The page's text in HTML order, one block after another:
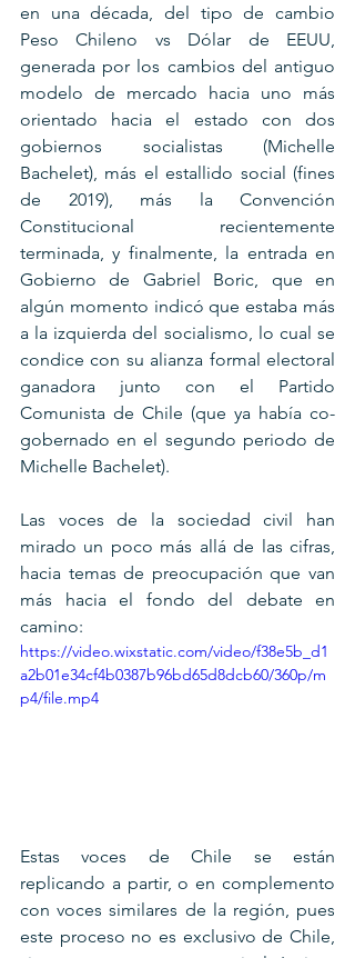
en una década, del tipo de cambio
Peso Chileno vs Dólar de EEUU,
generada por los cambios del antiguo
modelo de mercado hacia uno más
orientado hacia el estado con dos
gobiernos socialistas (Michelle
Bachelet), más el estallido social (fines
de 2019), más la Convención
Constitucional recientemente
terminada, y finalmente, la entrada en
Gobierno de Gabriel Boric, que en
algún momento indicó que estaba más
a la izquierda del socialismo, lo cual se
condice con su alianza formal electoral
ganadora junto con el Partido
Comunista de Chile (que ya había co-
gobernado en el segundo periodo de
Michelle Bachelet).
Las voces de la sociedad civil han
mirado un poco más allá de las cifras,
hacia temas de preocupación que van
más hacia el fondo del debate en
camino:
https://video.wixstatic.com/video/f38e5b_d1
a2b01e34cf4b0387b96bd65d8dcb60/360p/m
p4/file.mp4
Estas voces de Chile se están
replicando a partir, o en complemento
con voces similares de la región, pues
este proceso no es exclusivo de Chile,